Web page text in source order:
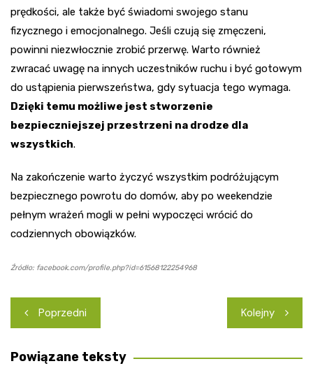
prędkości, ale także być świadomi swojego stanu
fizycznego i emocjonalnego. Jeśli czują się zmęczeni,
powinni niezwłocznie zrobić przerwę. Warto również
zwracać uwagę na innych uczestników ruchu i być gotowym
do ustąpienia pierwszeństwa, gdy sytuacja tego wymaga.
Dzięki temu możliwe jest stworzenie
bezpieczniejszej przestrzeni na drodze dla
wszystkich.
Na zakończenie warto życzyć wszystkim podróżującym
bezpiecznego powrotu do domów, aby po weekendzie
pełnym wrażeń mogli w pełni wypoczęci wrócić do
codziennych obowiązków.
Źródło: facebook.com/profile.php?id=61568122254968
Nawigacja
wpisu
Poprzedni Kolejny
Powiązane teksty